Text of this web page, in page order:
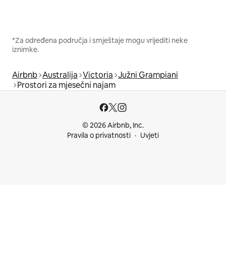
*Za određena područja i smještaje mogu vrijediti neke
iznimke.
Airbnb Australija Victoria Južni Grampiani
Prostori za mjesečni najam
© 2026 Airbnb, Inc.
Pravila o privatnosti
Uvjeti